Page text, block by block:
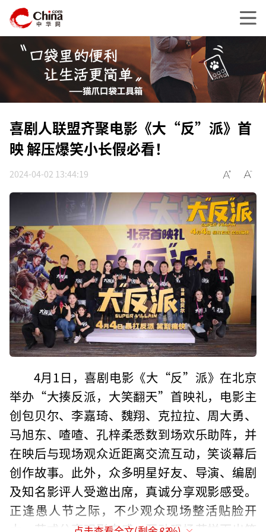
喜剧人联盟齐聚电影《大“反”派》首
映 解压爆笑小长假必看！
2024-04-02 13:44:19
4月1日，喜剧电影《大“反”派》在北京
举办“大揍反派，大笑翻天”首映礼，电影主
创包贝尔、李嘉琦、魏翔、克拉拉、周大勇、
马旭东、喳喳、孔梓柔悉数到场欢乐助阵，并
在映后与现场观众近距离交流互动，笑谈幕后
创作故事。此外，众多明星好友、导演、编剧
及知名影评人受邀出席，真诚分享观影感受。
正逢愚人节之际，不少观众现场整活贴脸开